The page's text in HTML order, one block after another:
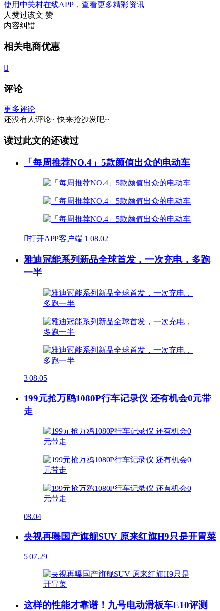
使用中关村在线APP，查看更多精彩资讯
人赞过该文 赞
内容纠错
相关电商优惠

评论
更多评论
还没有人评论~ 快来抢沙发吧~
读过此文的还读过
「每周推荐NO.4」5款颜值出众的电动车
打开APP客户端 1 08.02
雅迪冠能系列新品全球首发，一次充电，多跑
一半
3 08.05
199元抢万鸥1080P行车记录仪 还有机会0元带
走
08.04
央视再曝国产旗舰SUV 原来红旗H9只是开胃菜
5 07.29
这样的性能才靠谱！九号电动滑板车E10评测